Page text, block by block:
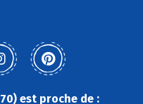
est proche de :